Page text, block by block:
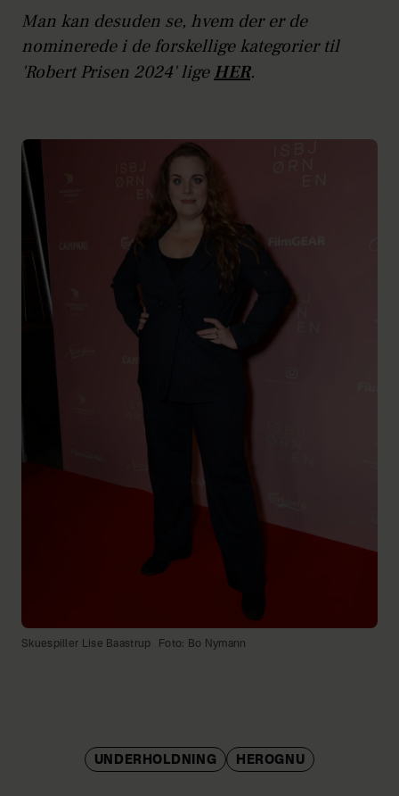
Man kan desuden se, hvem der er de
nominerede i de forskellige kategorier til
'Robert Prisen 2024' ligeHER.
Skuespiller Lise Baastrup Foto: Bo Nymann
UNDERHOLDNING HEROGNU